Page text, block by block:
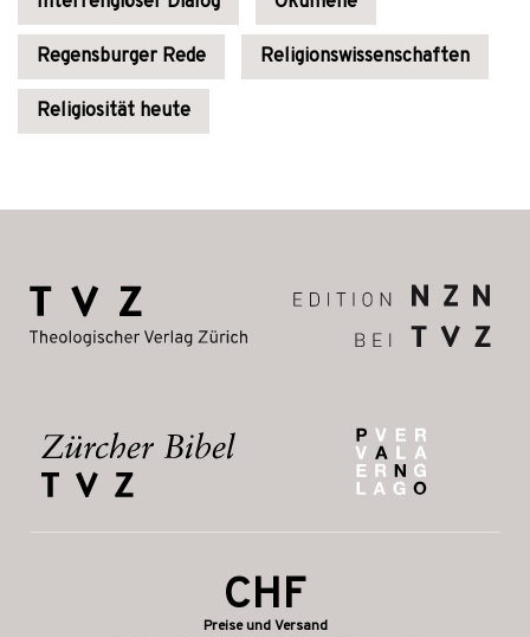
Regensburger Rede Religionswissenschaften
Religiosität heute
CHF
Preise und Versand